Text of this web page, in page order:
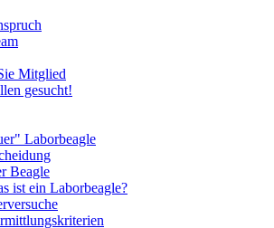
Mitglied
gesucht!
Laborbeagle
Beagle
ist ein Laborbeagle?